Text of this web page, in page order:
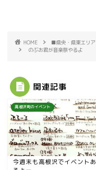
HOME ■県央・県東エリア
のぶお君が音楽祭やるよ
関連記事
高根沢町のイベント
今週末も高根沢でイベントあ